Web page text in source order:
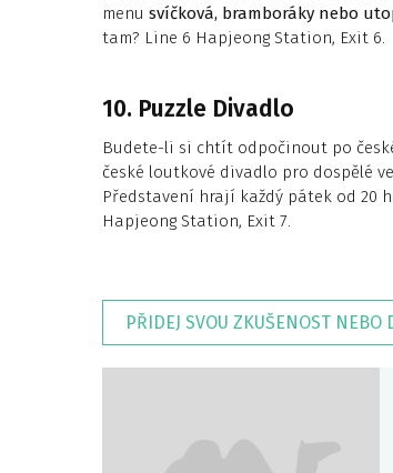
menu svíčková, bramboráky nebo
tam? Line 6 Hapjeong Station, Exit 6.
10. Puzzle Divadlo
Budete-li si chtít odpočinout po
české loutkové divadlo pro dospělé
Představení hrají každý pátek od 20
Hapjeong Station, Exit 7.
PŘIDEJ SVOU ZKUŠENOST NEBO